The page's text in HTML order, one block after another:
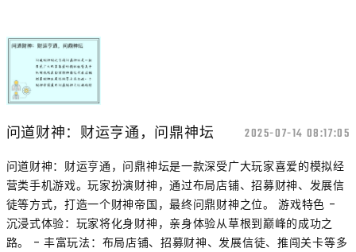
问道财神：财运亨通，问鼎神坛 2025-07-14 08:17:05
问道财神：财运亨通，问鼎神坛是一款深受广大玩家喜爱的模拟经
营类手机游戏。玩家扮演财神，通过布局店铺、招募财神、发展信
徒等方式，打造一个财神帝国，最终问鼎财神之位。 游戏特色 -
沉浸式体验：玩家将化身财神，亲身体验从草根到巅峰的成功之
路。 - 丰富玩法：布局店铺、招募财神、发展信徒、推闯关卡等多